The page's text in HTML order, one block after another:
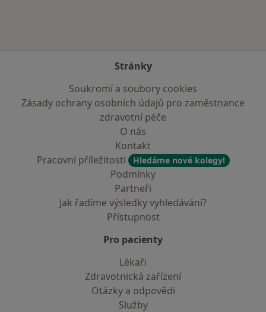
Stránky
Soukromí a soubory cookies
Zásady ochrany osobních údajů pro zaměstnance
zdravotní péče
O nás
Kontakt
Pracovní příležitosti
Hledáme nové kolegy!
Podmínky
Partneři
Jak řadíme výsledky vyhledávání?
Přístupnost
Pro pacienty
Lékaři
Zdravotnická zařízení
Otázky a odpovědi
Služby